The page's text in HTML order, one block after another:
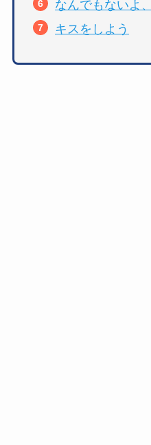
なんでもないよ、
キスをしよう